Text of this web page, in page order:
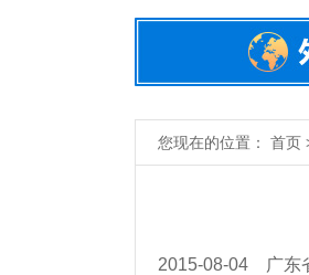
您现在的位置： 首页
2015-08-04 广东